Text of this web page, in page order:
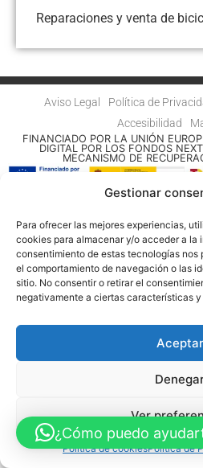
Gestionar
Para ofrecer las mejores experiencias,
cookies para almacenar y/o acceder a la
consentimiento de estas tecnologías nos
el comportamiento de navegación o las
sitio. No consentir o retirar el
negativamente a ciertas características
Aceptar
Ver
Política de cookiesPolítica de
Reparaciones y venta de
Aviso Legal Política de
Accesibilidad
FINANCIADO POR LA UNIÓN
DIGITAL POR LOS FONDOS
MECANISMO DE
© Guia Telefónica de Empresas –
¿Cómo puedo